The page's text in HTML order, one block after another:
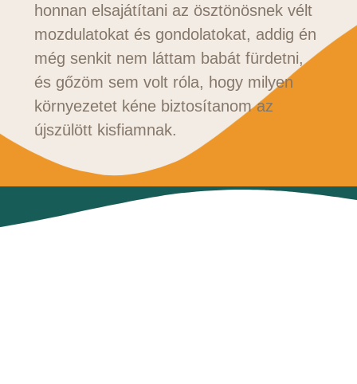
honnan elsajátítani az ösztönösnek vélt
mozdulatokat és gondolatokat, addig én
még senkit nem láttam babát fürdetni,
és gőzöm sem volt róla, hogy milyen
környezetet kéne biztosítanom az
újszülött kisfiamnak.